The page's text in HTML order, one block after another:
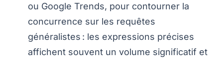
ou Google Trends, pour contourner la
concurrence sur les requêtes
généralistes : les expressions précises
affichent souvent un volume significatif et